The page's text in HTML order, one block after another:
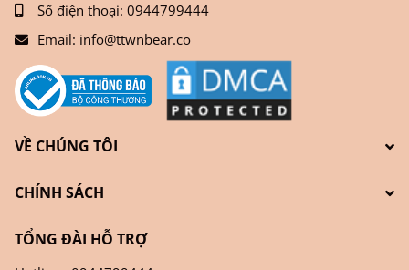
Số điện thoại: 0944799444
Email: info@ttwnbear.co
VỀ CHÚNG TÔI
CHÍNH SÁCH
TỔNG ĐÀI HỖ TRỢ